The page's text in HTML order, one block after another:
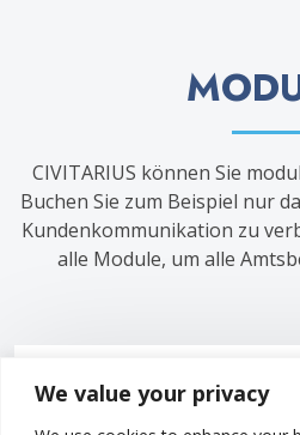
We value your privacy
CIVITARIUS können Sie
Buchen Sie zum Beispiel nur
Kundenkommunikation zu
alle Module, um alle